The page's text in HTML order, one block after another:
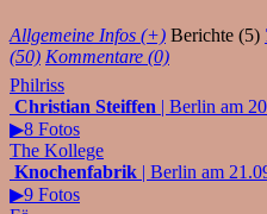
Allgemeine Infos (+) Berichte (5)
(50) Kommentare (0)
Philriss
Christian Steiffen | Berlin am
▶8 Fotos
The Kollege
Knochenfabrik | Berlin am
▶9 Fotos